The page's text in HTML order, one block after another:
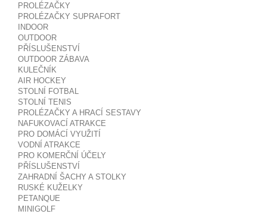
PROLÉZAČKY
PROLÉZAČKY SUPRAFORT
INDOOR
OUTDOOR
PŘÍSLUŠENSTVÍ
OUTDOOR ZÁBAVA
KULEČNÍK
AIR HOCKEY
STOLNÍ FOTBAL
STOLNÍ TENIS
PROLÉZAČKY A HRACÍ SESTAVY
NAFUKOVACÍ ATRAKCE
PRO DOMÁCÍ VYUŽITÍ
VODNÍ ATRAKCE
PRO KOMERČNÍ ÚČELY
PŘÍSLUŠENSTVÍ
ZAHRADNÍ ŠACHY A STOLKY
RUSKÉ KUŽELKY
PETANQUE
MINIGOLF